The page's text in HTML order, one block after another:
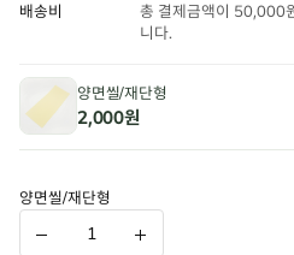
배송비
총 결제금액이 50,000
니다.
양면씰/재단형
2,000원
양면씰/재단형